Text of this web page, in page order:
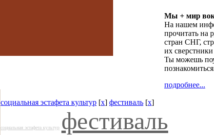
Мы + мир
На нашем
прочитать на
стран СНГ,
их
Ты можешь
подробнее...
социальная эстафета культур [x] фестиваль [x]
социальная эстафета культур фестиваль